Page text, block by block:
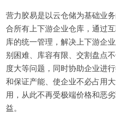
营力胶易是以云仓储为基础业
合所有上下游企业仓库，通过
库的统一管理，解决上下游企
别困难、库容有限、交割盘点
度大等问题，同时协助企业进
和保证产能、使企业不必占用
用，从此不再受极端价格和恶
益。